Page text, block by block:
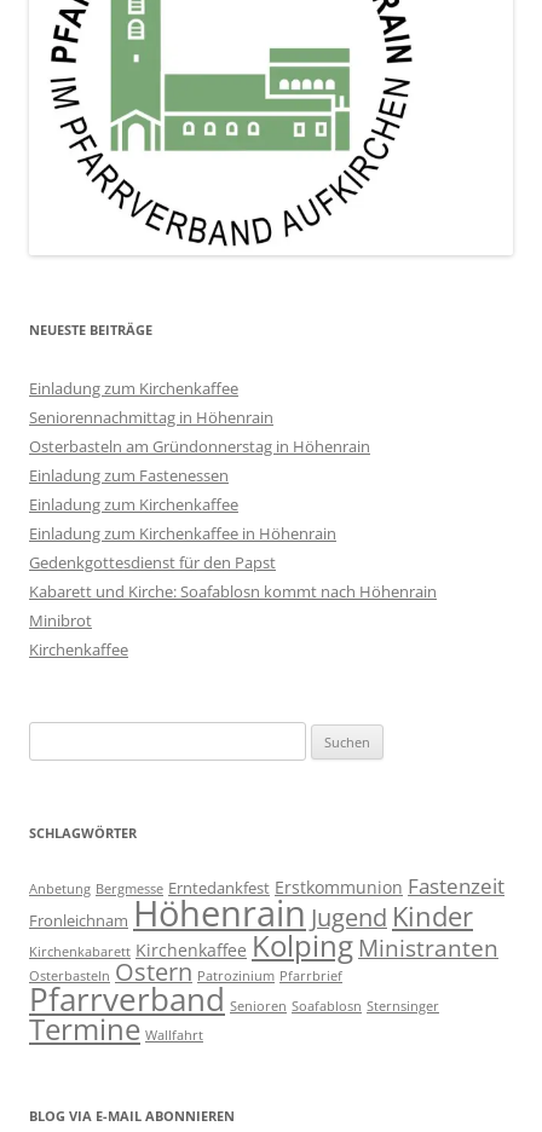
NEUESTE BEITRÄGE
Einladung zum Kirchenkaffee
Seniorennachmittag in Höhenrain
Osterbasteln am Gründonnerstag in Höhenrain
Einladung zum Fastenessen
Einladung zum Kirchenkaffee
Einladung zum Kirchenkaffee in Höhenrain
Gedenkgottesdienst für den Papst
Kabarett und Kirche: Soafablosn kommt nach Höhenrain
Minibrot
Kirchenkaffee
nach:
SCHLAGWÖRTER
Anbetung Bergmesse Erntedankfest Erstkommunion Fastenzeit
Fronleichnam Höhenrain Jugend Kinder
Kirchenkabarett Kirchenkaffee Kolping Ministranten
Osterbasteln Ostern Patrozinium Pfarrbrief
Pfarrverband Senioren Soafablosn Sternsinger
Termine Wallfahrt
BLOG VIA E-MAIL ABONNIEREN